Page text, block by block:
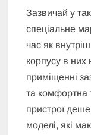
Зазвичай у
спеціальне
час як
корпусу в них
приміщенні
та комфортна
пристрої
моделі, які